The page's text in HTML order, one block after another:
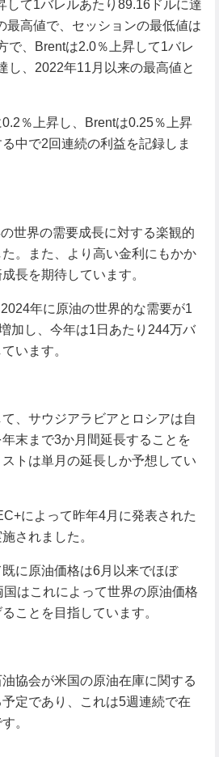
して1バレルあたり89.16ドルに達
最高値で、セッションの最低値は
で、Brentは2.0％上昇して1バレ
し、2022年11月以来の最高値と
％上昇し、Brentは0.25％上昇
中で2回連続の利益を記録しま
世界の需要成長に対する楽観的
。また、より高い金利にもかか
長を期待しています。
年に原油の世界的な需要が1
加し、今年は1日あたり244万バ
います。
、サウジアラビアとロシアは自
末まで3か月間延長することを
トは単月の延長しか予想してい
によって昨年4月に発表された
されました。
に原油価格は6月以来でほぼ
はこれによって世界の原油価格
ことを目指しています。
協会が米国の原油在庫に関する
定であり、これは5週連続で在
。